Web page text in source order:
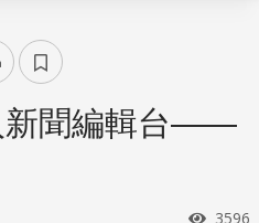
新聞編輯台——
瀏覽
3596